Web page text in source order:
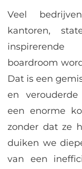
Veel
kantoren,
boardroom
Dat is een
en
een enorme
zonder dat ze
duiken we
van een